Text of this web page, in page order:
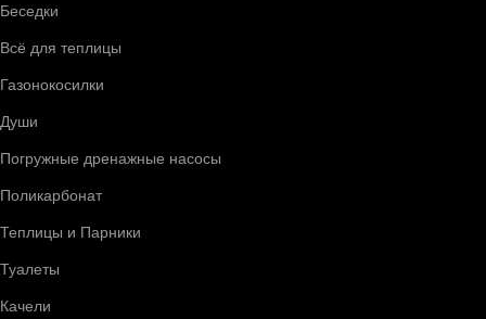
Беседки
Всё для теплицы
Газонокосилки
Души
Погружные дренажные насосы
Поликарбонат
Теплицы и Парники
Туалеты
Качели